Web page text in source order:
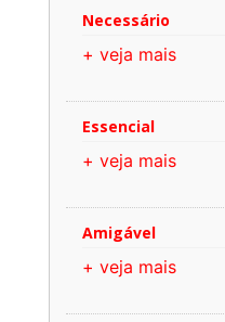
Necessário
+ veja mais
Essencial
+ veja mais
Amigável
+ veja mais